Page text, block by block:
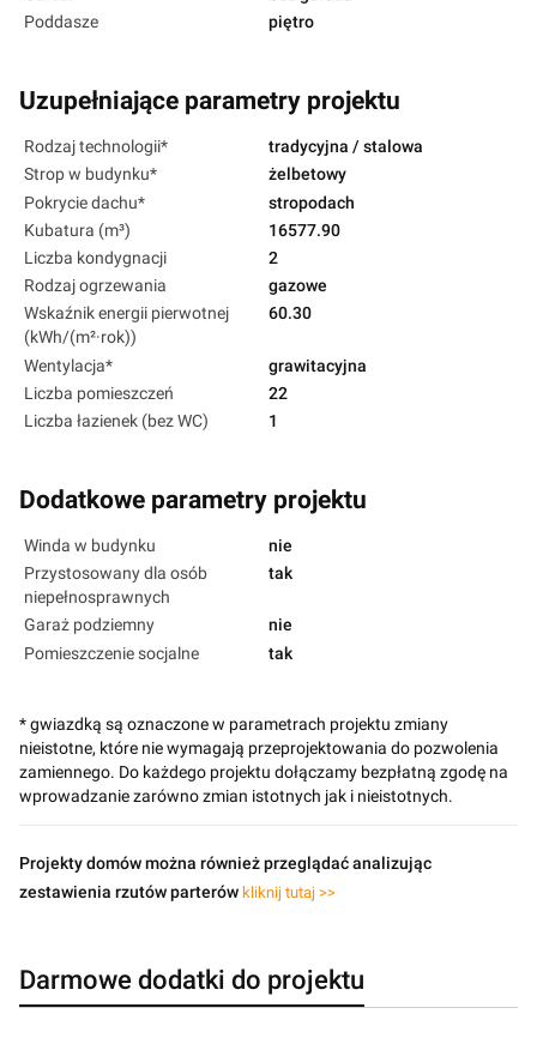
Poddasze
piętro
Uzupełniające parametry projektu
Rodzaj technologii*
tradycyjna / stalowa
Strop w budynku*
żelbetowy
Pokrycie dachu*
stropodach
Kubatura (m³)
16577.90
Liczba kondygnacji
2
Rodzaj ogrzewania
gazowe
Wskaźnik energii pierwotnej
(kWh/(m²·rok))
60.30
Wentylacja*
grawitacyjna
Liczba pomieszczeń
22
Liczba łazienek (bez WC)
1
Dodatkowe parametry projektu
Winda w budynku
nie
Przystosowany dla osób
niepełnosprawnych
tak
Garaż podziemny
nie
Pomieszczenie socjalne
tak
* gwiazdką są oznaczone w parametrach projektu zmiany
nieistotne, które nie wymagają przeprojektowania do pozwolenia
zamiennego. Do każdego projektu dołączamy bezpłatną zgodę na
wprowadzanie zarówno zmian istotnych jak i nieistotnych.
Projekty domów można również przeglądać analizując
zestawienia rzutów parterów kliknij tutaj >>
Darmowe dodatki do projektu